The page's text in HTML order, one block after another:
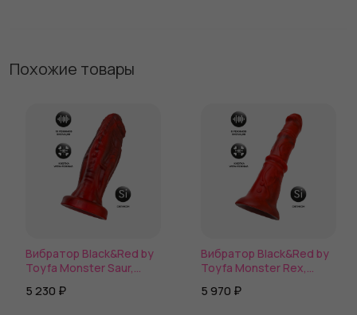
Похожие товары
Вибратор Black&Red by
Toyfa Monster Saur,
черный, 21,7 см
5 230 ₽
Вибратор Black&Red by
Toyfa Monster Rex,
черный, 24,5 см
5 970 ₽